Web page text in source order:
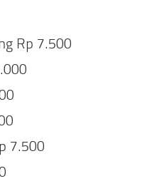
Rp 7.500
7.500